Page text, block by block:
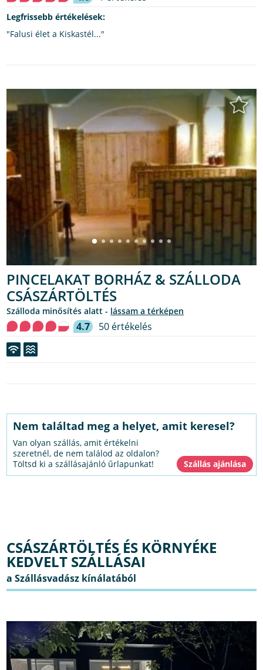
Legfrissebb értékelések:
"Falusi élet a Kiskastél..."
PINCELAKAT BORHÁZ & SZÁLLODA
CSÁSZÁRTÖLTÉS
Szálloda minősítés alatt - lássam a térképen
4.7 50 értékelés
Nem találtad meg a helyet, amit keresel?
Van olyan szállás, amit értékelni
szeretnél, de nem találod az oldalon?
Töltsd ki a szállásajánló űrlapunkat!
CSÁSZÁRTÖLTÉS ÉS KÖRNYÉKE
KEDVELT SZÁLLÁSAI